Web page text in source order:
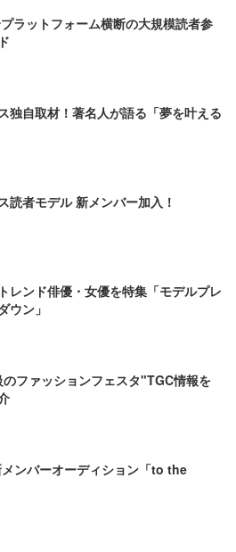
ラットフォーム横断の大規模読者参
独自取材！著名人が語る「夢を叶える
読者モデル 新メンバー加入！
レンド俳優・女優を特集「モデルプレ
ウン」
ファッションフェスタ"TGC情報を
ンバーオーディション「to the